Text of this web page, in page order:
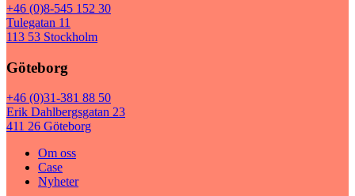
+46 (0)8-545 152 30
Tulegatan 11
113 53 Stockholm
Göteborg
+46 (0)31-381 88 50
Erik Dahlbergsgatan 23
411 26 Göteborg
Om oss
Case
Nyheter